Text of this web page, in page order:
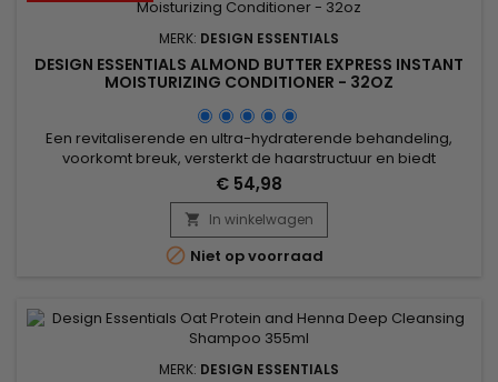
MERK: DESIGN ESSENTIALS
DESIGN ESSENTIALS ALMOND BUTTER EXPRESS INSTANT
MOISTURIZING CONDITIONER - 32OZ
Een revitaliserende en ultra-hydraterende behandeling,
voorkomt breuk, versterkt de haarstructuur en biedt
zachtheid, glans en kracht aan droog en beschadigd haar.
Verrijkt met gehydrolyseerd tarwe-eiwit, versterkt de Design
Essentials Almond Butter Express Instant Moisturizing
Conditioner de haarvezels en verbetert de elasticiteit.
Vitamine E beschermt...
€ 54,98
 In winkelwagen
 Niet op voorraad
MERK: DESIGN ESSENTIALS